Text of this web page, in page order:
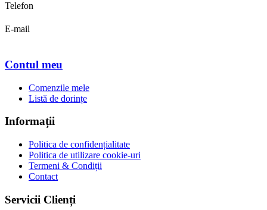
Telefon
E-mail
Contul meu
Comenzile mele
Listă de dorințe
Informații
Politica de confidențialitate
Politica de utilizare cookie-uri
Termeni & Condiții
Contact
Servicii Clienți